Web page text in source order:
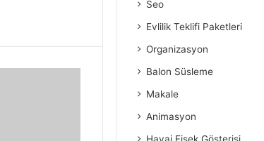
Seo
Evlilik Teklifi Paketleri
Organizasyon
Balon Süsleme
Makale
Animasyon